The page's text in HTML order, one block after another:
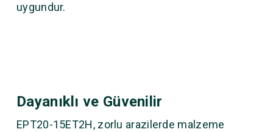
uygundur.
Dayanıklı ve Güvenilir
EPT20-15ET2H, zorlu arazilerde malzeme